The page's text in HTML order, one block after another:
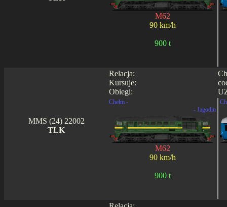
M62
90 km/h
900 t
Relacja:
Kursuje:
Obiegi:
MMS (24) 22002
TLK
Chełm -
- Jagodin
M62
90 km/h
900 t